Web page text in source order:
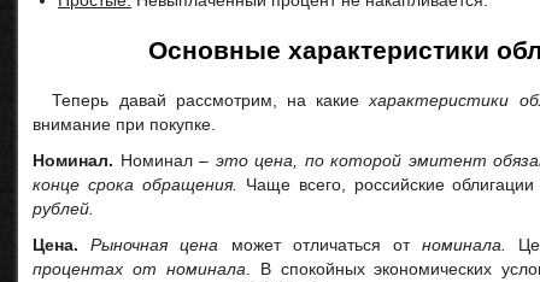
Основные характеристики
Теперь давай рассмотрим, на какиехарактеристики
внимание при покупке.
Номинал. Номинал – это цена, по которой эмитент
конце срока обращения.
Чаще всего, российские
рублей.
Цена.
Рыночная цена может отличаться отноминала.
процентах от номинала . В спокойных экономических